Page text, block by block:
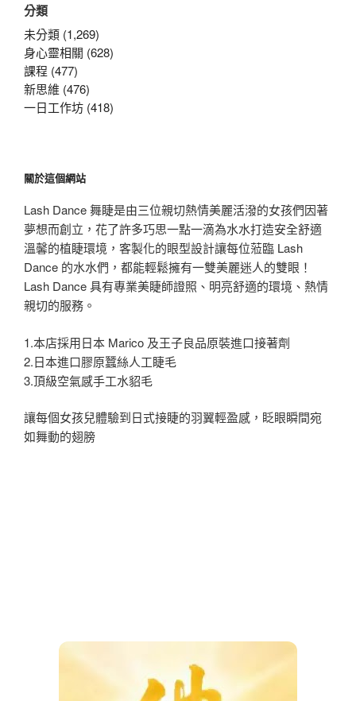
鍵
字:
分類
未分類 (1,269)
身心靈相關 (628)
課程 (477)
新思維 (476)
一日工作坊 (418)
關於這個網站
Lash Dance 舞睫是由三位親切熱情美麗活潑的女孩們因著
夢想而創立，花了許多巧思一點一滴為水水打造安全舒適
溫馨的植睫環境，客製化的眼型設計讓每位蒞臨 Lash
Dance 的水水們，都能輕鬆擁有一雙美麗迷人的雙眼！
Lash Dance 具有專業美睫師證照、明亮舒適的環境、熱情
親切的服務。
1.本店採用日本 Marico 及王子良品原裝進口接著劑
2.日本進口膠原蠶絲人工睫毛
3.頂級空氣感手工水貂毛
讓每個女孩兒體驗到日式接睫的羽翼輕盈感，眨眼瞬間宛
如舞動的翅膀